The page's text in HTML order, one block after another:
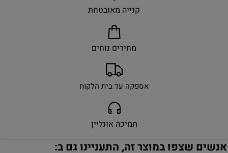
קנייה מאובטחת
מחירים נוחים
אספקה עד בית הלקוח
תמיכה אונליין
אנשים שצפו במוצר זה, התעניינו גם ב: